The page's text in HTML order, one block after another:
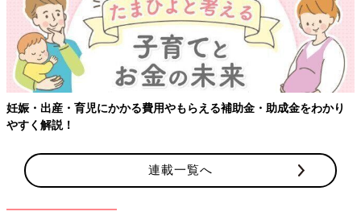
出典：Instagramアカウント「yumikokubu」
yumiさんはこちらのアウターをセレクト。ZARAのオンラインシ
ョップで買ったアイテムだそうで、オンラインなら店舗に行く手
間が省けるのが嬉しいですよね！！内側のモコモコ素材も冬らし
くて可愛いですね♪
在庫復活で運よくGET！暖かい花柄ベスト
妊娠・出産・育児にかかる費用やもらえる補助金・助成金をわかり
やすく解説！
連載一覧へ